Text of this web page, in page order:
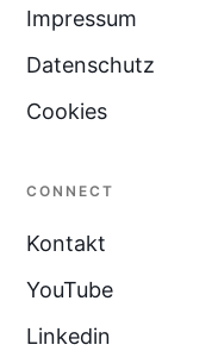
Impressum
Datenschutz
Cookies
CONNECT
Kontakt
YouTube
Linkedin